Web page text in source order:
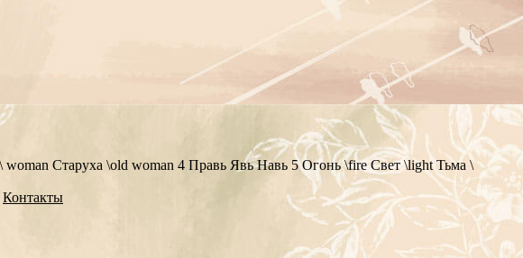
Старуха \old woman 4 Правь Явь Навь 5 Огонь \fire Свет \light Тьма \
Контакты